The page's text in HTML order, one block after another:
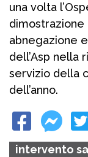
una volta
dimostrazione
abnegazione
dell’Asp nella
servizio della
dell’anno.
intervento